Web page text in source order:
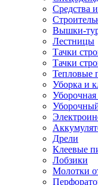
Средства
Вышки-
Лестницы
Тачки
Тачки
Тепловые
Уборка и
Уборочная
Дрели
Клеевые
Лобзики
Молотки